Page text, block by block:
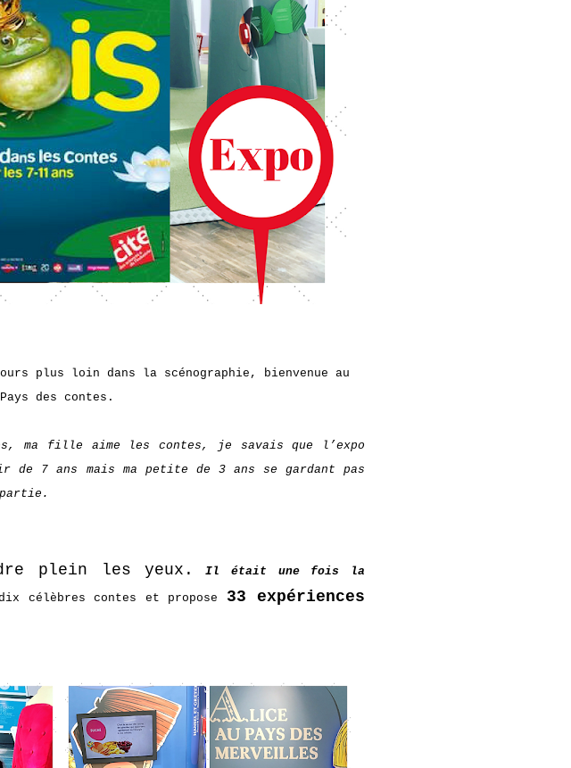
plus loin dans la scénographie, bienvenue au
Pays des contes.
ma fille aime les contes, je savais que l’expo
7 ans mais ma petite de 3 ans se gardant pas
plein les yeux.
Il était une fois la
célèbres contes et propose 33 expériences